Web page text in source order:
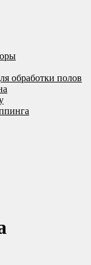
обработки полов